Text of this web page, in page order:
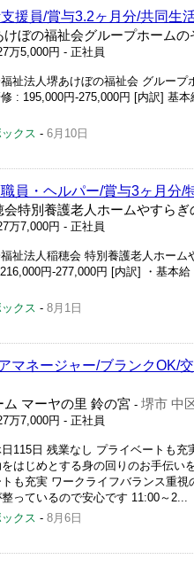
援員/賞与3.2ヶ月分/共同生
ぼの福祉会グループホームの
万5,000円 - 正社員
福祉法人堺あけぼの福祉会 グルー
: 195,000円-275,000円 [内訳] 基
クス - 6月10日
員・ヘルパー/賞与3ヶ月分/
特別養護老人ホームやすらぎ
万7,000円 - 正社員
福祉法人稲穂会 特別養護老人ホー
円-277,000円 [内訳] ・基本
クス - 8月1日
マネージャー/ブランクOK/
マーヤの里 鈴の宮 - 堺市 中
万7,000円 - 正社員
日115日 残業なし プライベートも
はじめとする身の回りのお手伝い
も充実 ワークライフバランス重
っているので安心です 11:00～2...
クス - 8月6日